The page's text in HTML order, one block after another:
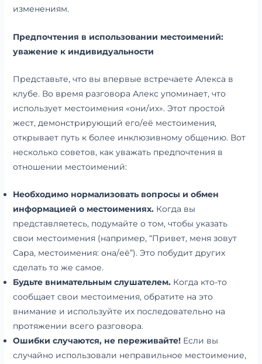
изменениям.
Предпочтения в использовании местоимений:
уважение к индивидуальности
Представьте, что вы впервые встречаете Алекса в
клубе. Во время разговора Алекс упоминает, что
использует местоимения «они/их». Этот простой
жест, демонстрирующий его/её местоимения,
открывает путь к более инклюзивному общению. Вот
несколько советов, как уважать предпочтения в
отношении местоимений:
Необходимо нормализовать вопросы и обмен
информацией о местоимениях.Когда вы
представляетесь, подумайте о том, чтобы указать
свои местоимения (например, “Привет, меня зовут
Сара, местоимения: она/её”). Это побудит других
сделать то же самое.
Будьте внимательным слушателем.Когда кто-то
сообщает свои местоимения, обратите на это
внимание и используйте их последовательно на
протяжении всего разговора.
Ошибки случаются, не переживайте!Если вы
случайно использовали неправильное местоимение,